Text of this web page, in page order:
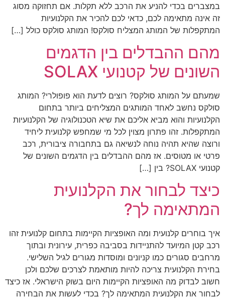
במצברים בכדי להניע את הרכב ללא תקלות. אם תחזוקה מסוג
זה אינה מתאימה לכם, כדאי לכם להכיר את הקלנועיות
המתקפלות של המותג המצליח סולקס! המותג סולקס כולל […]
מהם ההבדלים בין הדגמים
השונים של קטנועי SOLAX
שמעתם על המותג סולקס? רוצים לדעת הוא פופולרי? המותג
סולקס נחשב לאחד המותגים המצליחים ביותר בתחום
הקלנועיות והוא מביא אליכם את שיא הטכנולוגיה של הקלנועיות
המתקפלות. זהו פתרון מצוין לכל מי שמחפש קלנועית ליחיד
ורוצה שהיא תהיה נוחה לנשיאה גם בתחבורה ציבורית, רכב
פרטי או מטוסים. אז מהם ההבדלים בין הדגמים השונים של
קטנועי SOLAX? בין […]
כיצד לבחור את הקלנועית
המתאימה לך?
איך בוחרים קלנועית ומה האופציות הקיימות בתחום קלנועית זהו
רכב קטן המיועד להתניידות בסביבה כפרית, עירונית ובתוך
מרחבים סגורים כמו קניונים ומוסדות מגורים לגיל השלישי.
בחירת הקלנועית צריכה להיות מותאמת לצרכים שלכם ולכן
חשוב לבדוק מה האופציות הקיימות היום בשוק הישראלי. אז כיצד
לבחור את הקלנועית המתאימה לך? בכדי לעשות את הבחירה